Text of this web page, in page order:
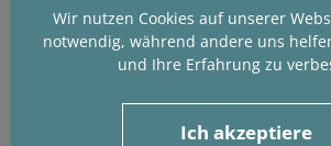
Wir nutzen Cookies auf unserer
notwendig, während andere uns
und Ihre Erfahrung zu
Ich akzeptiere